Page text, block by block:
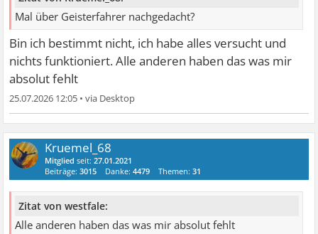
Mal über Geisterfahrer nachgedacht?
Bin ich bestimmt nicht, ich habe alles versucht und
nichts funktioniert. Alle anderen haben das was mir
absolut fehlt
25.07.2026 12:05 •
Kruemel_68
Mitglied seit:27.01.2021
Beiträge:3015 Danke:4479 Themen:31
Zitat von westfale:
Alle anderen haben das was mir absolut fehlt